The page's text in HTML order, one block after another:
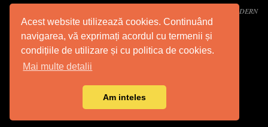
Acest website utilizează cookies. Continuând
navigarea, vă exprimați acordul cu termenii și
condițiile de utilizare și cu politica de cookies.
Mai multe detalii
Am inteles
. © 2026 INT MODERN
DESIGN SRL - Toate drepturile rezervate.